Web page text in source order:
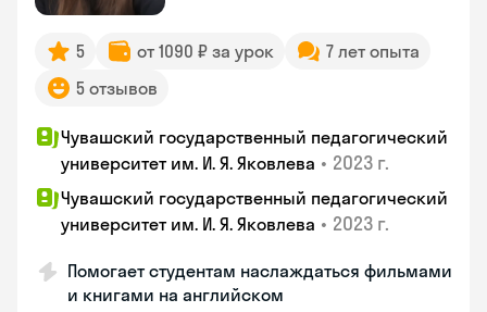
5 от 1090 ₽ за урок
7 лет опыта
5 отзывов
Чувашский государственный педагогический
университет им. И. Я. Яковлева • 2023 г.
Чувашский государственный педагогический
университет им. И. Я. Яковлева • 2023 г.
Помогает студентам наслаждаться фильмами
и книгами на английском